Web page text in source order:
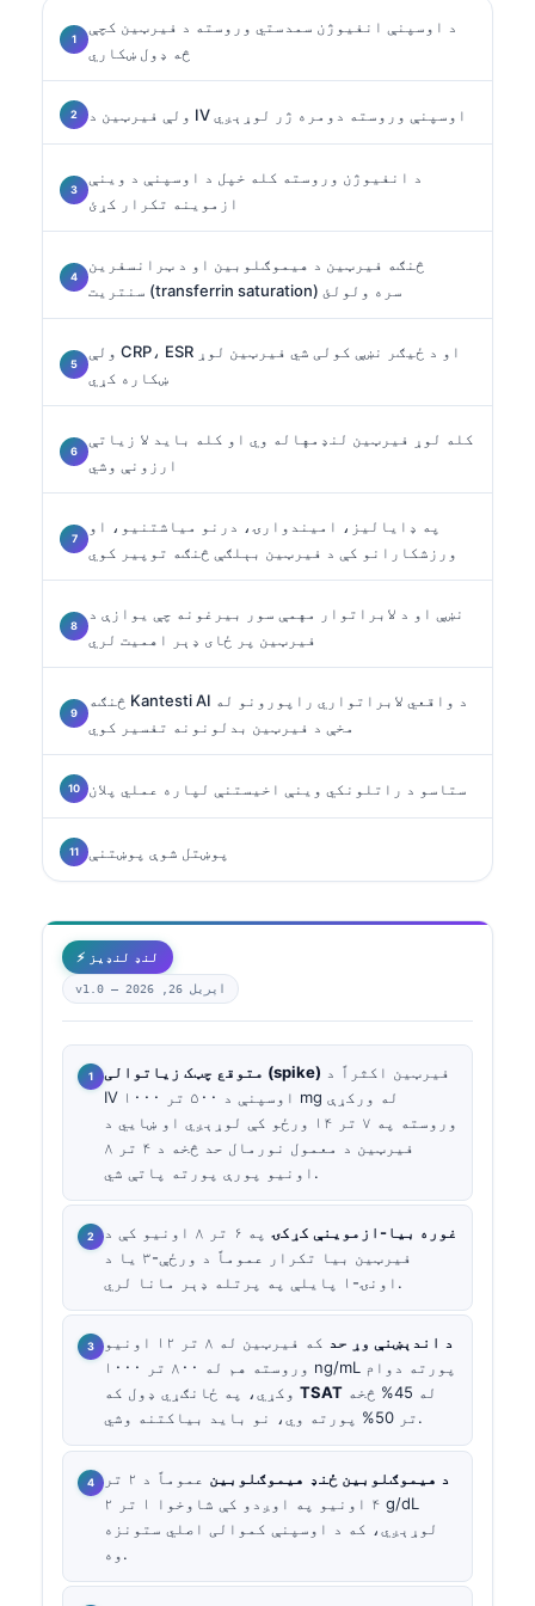
د اوسپنې انفیوژن سمدستي وروسته د فیرټین کچې
څه ډول ښکاري
ولې فیرټین د IV اوسپنې وروسته دومره ژر لوړېږي
د انفیوژن وروسته کله خپل د اوسپنې د وینې
ازموینه تکرار کړئ
څنګه فیرټین د هیموګلوبین او د ټرانسفرین
سنتریت (transferrin saturation) سره ولولئ
ولې CRP، ESR او د ځیګر نښې کولی شي فیرټین لوړ
ښکاره کړي
کله لوړ فیرټین لنډمهاله وي او کله باید لا زیاتې
ارزونې وشي
په ډایالیز، امیندوارۍ، درنو میاشتنيو، او
ورزشکارانو کې د فیرټین بېلګې څنګه توپیر کوي
نښې او د لابراتوار مهمې سور بیرغونه چې یوازې د
فیرټین پر ځای ډېر اهمیت لري
څنګه Kantesti AI د واقعي لابراتواري راپورونو له
مخې د فیرټین بدلونونه تفسیر کوي
ستاسو د راتلونکي وینې اخیستنې لپاره عملي پلان
پوښتل شوې پوښتنې
⚡ لنډ لنډیز
v1.0 — اپریل 26, 2026
متوقع چټک زیاتوالی (spike)
IV اوسپنې د ۵۰۰ تر ۱۰۰۰ mg له ورکړې
وروسته په ۷ تر ۱۴ ورځو کې لوړېږي او ښايي د
فیرټین د معمول نورمال حد څخه د ۴ تر ۸
اونیو پورې پورته پاتې شي.
غوره بیا-ازموینې کړکۍ
په ۶ تر ۸ اونیو کې د
فیرټین بیا تکرار عموماً د ورځې-۳ یا د
اونۍ-۱ پایلې په پرتله ډېر مانا لري.
د اندېښنې وړ حد
که فیرټین له ۸ تر ۱۲ اونیو
وروسته هم له ۸۰۰ تر ۱۰۰۰ ng/mL پورته دوام
TSAT
تر 50% پورته وي، نو باید بیاکتنه وشي.
د هیموګلوبین ځنډ هیموګلوبین
عموماً د ۲ تر
۴ اونیو په اوږدو کې شاوخوا ۱ تر ۲ g/dL
لوړېږي، که د اوسپنې کموالی اصلي ستونزه
وه.